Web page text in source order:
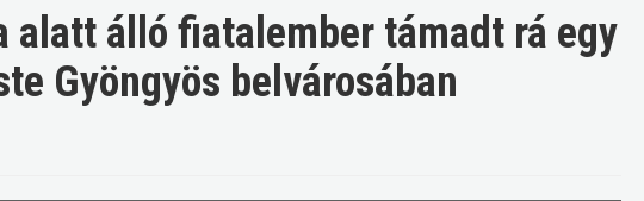
alatt álló fiatalember támadt rá egy
Gyöngyös belvárosában